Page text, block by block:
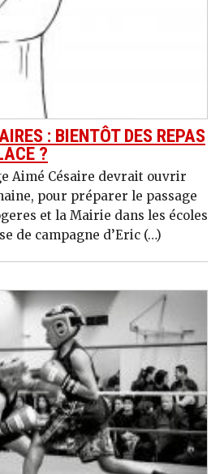
: BIENTÔT DES REPAS
?
Aimé Césaire devrait ouvrir
pour préparer le passage
et la Mairie dans les écoles
de campagne d’Eric (…)